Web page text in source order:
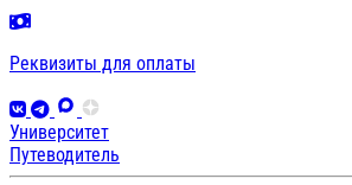
Реквизиты для оплаты
Университет
Путеводитель